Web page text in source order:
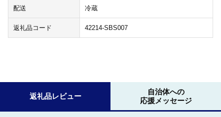
配送 冷蔵
返礼品コード 42214-SBS007
返礼品レビュー
自治体への
応援メッセージ